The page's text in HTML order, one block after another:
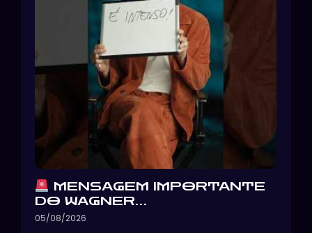
MENSAGEM IMPORTANTE
DO WAGNER…
05/08/2026